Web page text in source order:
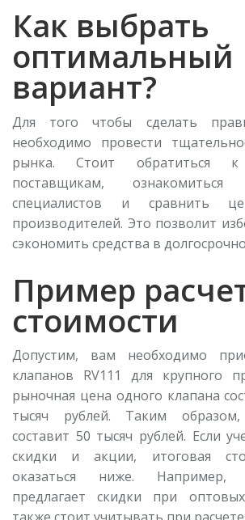
Как выбрать
оптимальный
вариант?
Для того чтобы сделать
необходимо провести
рынка. Стоит обратиться к
поставщикам,
специалистов и сравнить
производителей. Это позволит
сэкономить средства в
Пример
стоимости
Допустим, вам необходимо
клапанов RV111 для крупного
рыночная цена одного клапана
тысяч рублей. Таким
составит 50 тысяч рублей. Если
скидки и акции, итоговая
оказаться ниже. Например,
предлагает скидки при